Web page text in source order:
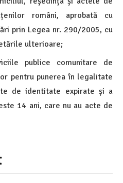
români, aprobată cu
prin Legea nr. 290/2005, cu
ulterioare;
publice comunitare de
pentru punerea în legalitate
de identitate expirate și a
14 ani, care nu au acte de